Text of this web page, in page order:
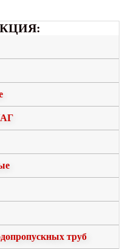
труб